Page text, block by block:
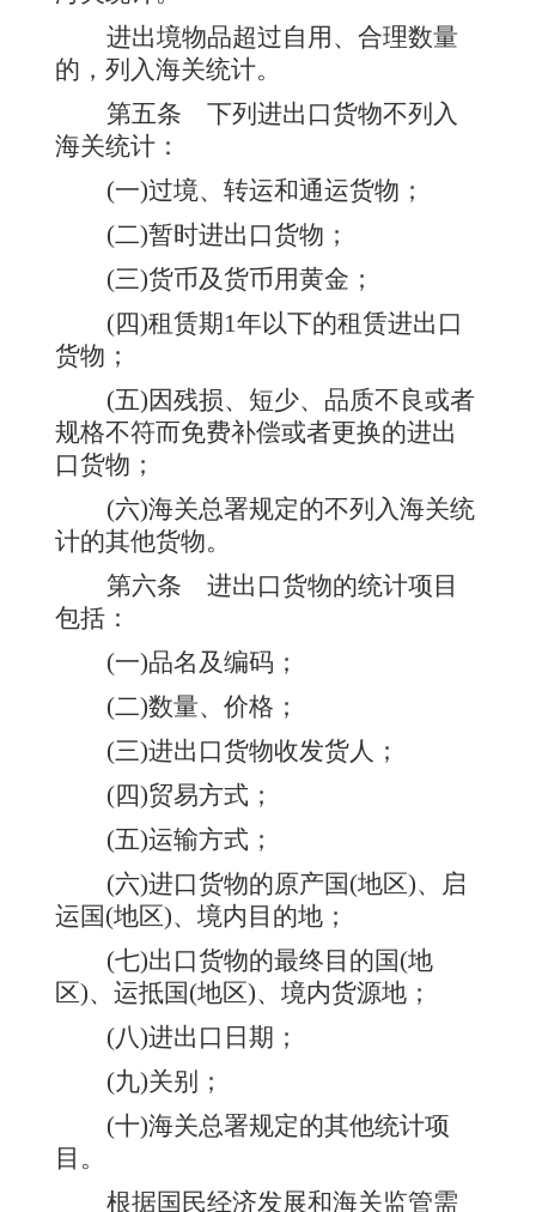
进出境物品超过自用、合理数量
的，列入海关统计。
第五条 下列进出口货物不列入
海关统计：
(一)过境、转运和通运货物；
(二)暂时进出口货物；
(三)货币及货币用黄金；
(四)租赁期1年以下的租赁进出口
货物；
(五)因残损、短少、品质不良或者
规格不符而免费补偿或者更换的进出
口货物；
(六)海关总署规定的不列入海关统
计的其他货物。
第六条 进出口货物的统计项目
包括：
(一)品名及编码；
(二)数量、价格；
(三)进出口货物收发货人；
(四)贸易方式；
(五)运输方式；
(六)进口货物的原产国(地区)、启
运国(地区)、境内目的地；
(七)出口货物的最终目的国(地
区)、运抵国(地区)、境内货源地；
(八)进出口日期；
(九)关别；
(十)海关总署规定的其他统计项
目。
根据国民经济发展和海关监管需